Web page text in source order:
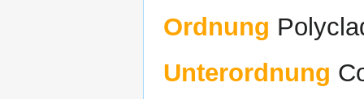
Ordnung
Unterordnung